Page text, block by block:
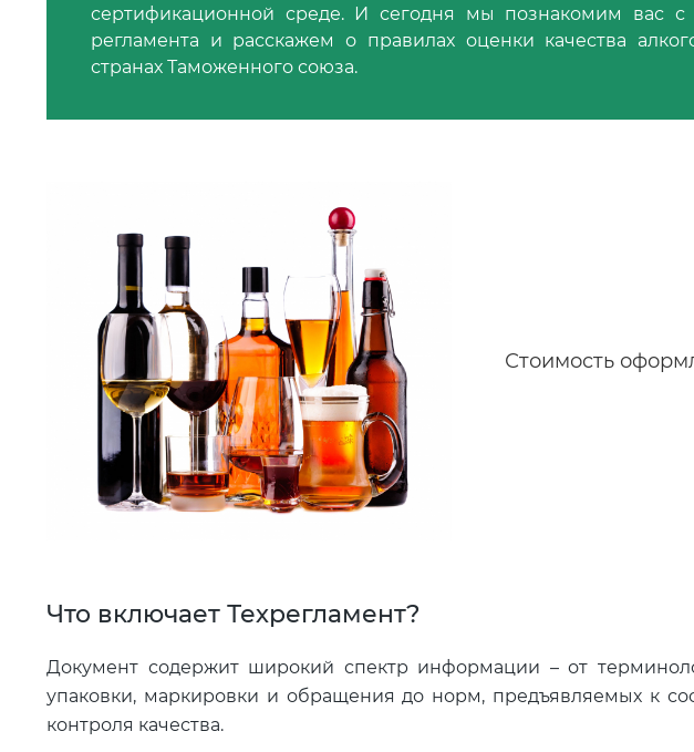
сертификационной среде. И сегодня мы познакомим вас с
регламента и расскажем о правилах оценки качества
странах Таможенного союза.
Стоимость
Что включает Техрегламент?
Документ содержит широкий спектр информации – от
упаковки, маркировки и обращения до норм, предъявляемых к
контроля качества.